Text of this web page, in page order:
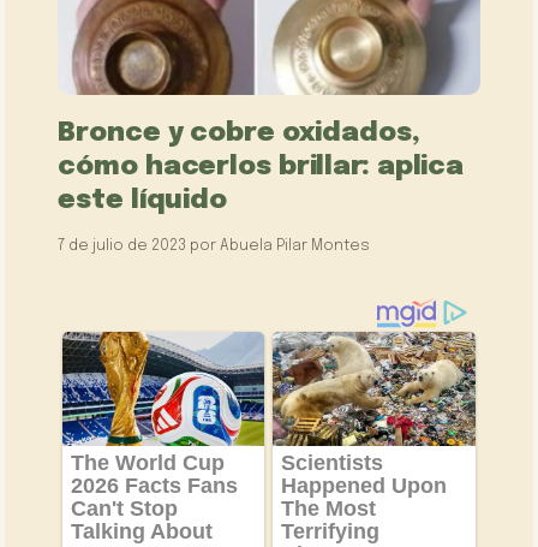
Bronce y cobre oxidados,
cómo hacerlos brillar: aplica
este líquido
7 de julio de 2023 porAbuela Pilar Montes